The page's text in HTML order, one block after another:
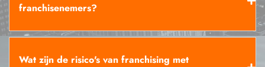
franchisenemers?
Wat zijn de risico's van franchising met